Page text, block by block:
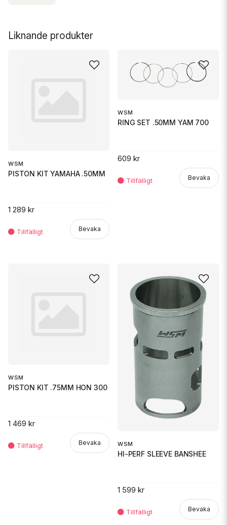
Liknande produkter
WSM
PISTON KIT YAMAHA .50MM
1 289 kr
Bevaka
WSM
RING SET .50MM YAM 700
609 kr
Bevaka
WSM
PISTON KIT .75MM HON 300
1 469 kr
Bevaka WSM
HI-PERF SLEEVE BANSHEE
1 599 kr
Bevaka